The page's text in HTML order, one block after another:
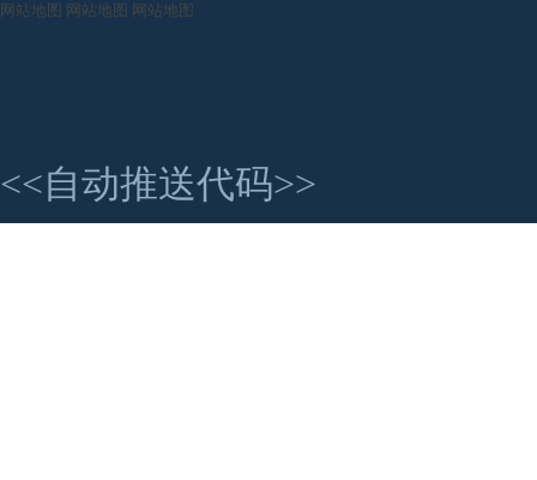
网站地图 网站地图 网站地图
<<自动推送代码>>